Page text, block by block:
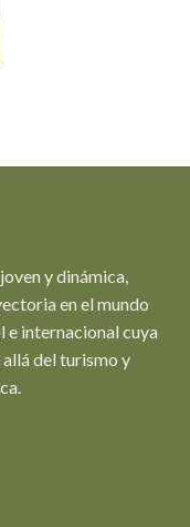
y dinámica,
en el mundo
e internacional cuya
allá del turismo y